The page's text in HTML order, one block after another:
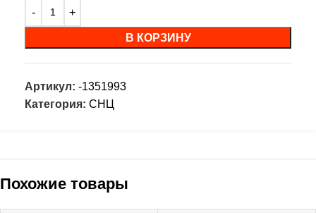
В КОРЗИНУ
Артикул: -1351993
Категория: СНЦ
Похожие товары